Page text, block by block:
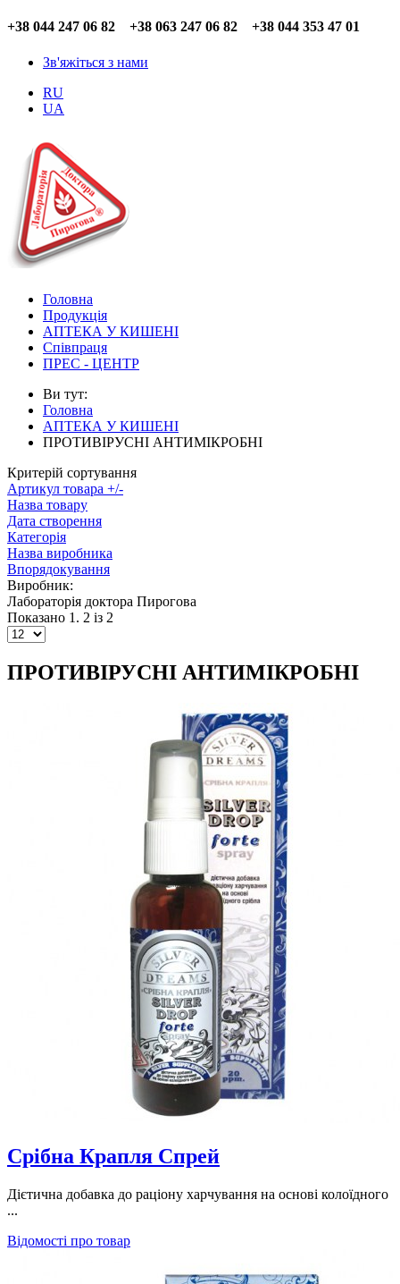
+38 044 247 06 82 +38 063 247 06 82 +38 044 353 47 01
Зв'яжіться з нами
RU
UA
Головна
Продукція
АПТЕКА У КИШЕНІ
Співпраця
ПРЕС - ЦЕНТР
Ви тут:
Головна
АПТЕКА У КИШЕНІ
ПРОТИВІРУСНІ АНТИМІКРОБНІ
Критерій сортування
Артикул товара +/-
Назва товару
Дата створення
Категорія
Назва виробника
Впорядокування
Виробник:
Лабораторiя доктора Пирогова
Показано 1. 2 із 2
ПРОТИВІРУСНІ АНТИМІКРОБНІ
Срібна Крапля Спрей
Дієтична добавка до раціону харчування на основі колоїдного
...
Відомості про товар